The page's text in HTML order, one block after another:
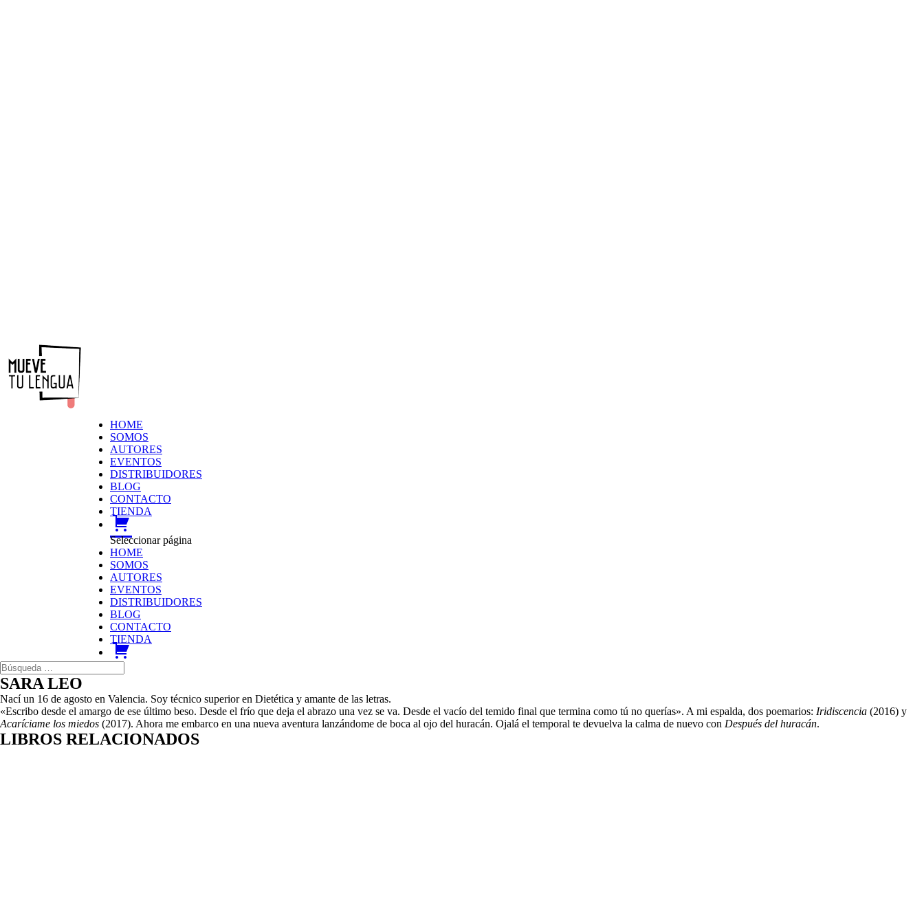
HOME
SOMOS
AUTORES
EVENTOS
DISTRIBUIDORES
BLOG
CONTACTO
TIENDA
Seleccionar página
HOME
SOMOS
AUTORES
EVENTOS
DISTRIBUIDORES
BLOG
CONTACTO
TIENDA
SARA LEO
Nací un 16 de agosto en Valencia. Soy técnico superior en Dietética y amante de las letras.
«Escribo desde el amargo de ese último beso. Desde el frío que deja el abrazo una vez se va. Desde el vacío del temido final que termina como tú no querías». A mi espalda, dos poemarios: Iridiscencia (2016) y
Acaríciame los miedos (2017). Ahora me embarco en una nueva aventura lanzándome de boca al ojo del huracán. Ojalá el temporal te devuelva la calma de nuevo con Después del huracán.
LIBROS RELACIONADOS